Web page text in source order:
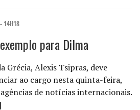
14H18
para Dilma
Alexis Tsipras, deve
ao cargo nesta quinta-feira,
de notícias internacionais.